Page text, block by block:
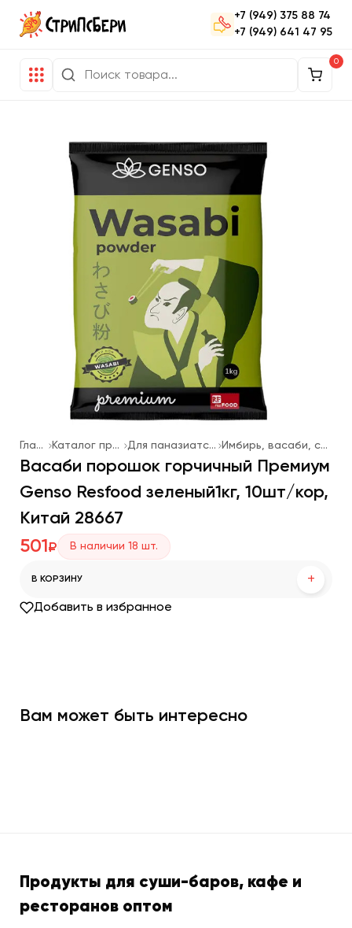
+7 (949) 375 88 74
+7 (949) 641 47 95
0
Главная Каталог продукции Для паназиатской кухни Имбирь, васаби, соевый соус
Васаби порошок горчичный Премиум
Genso Resfood зеленый1кг, 10шт/кор,
Китай 28667
501 ₽ В наличии 18 шт.
В КОРЗИНУ +
Добавить в избранное
Вам может быть интересно
Продукты для суши-баров, кафе и
ресторанов оптом